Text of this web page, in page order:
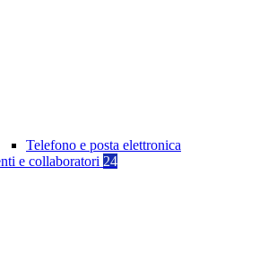
Telefono e posta elettronica
e collaboratori 24